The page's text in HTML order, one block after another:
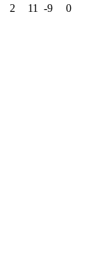
2 11 -9
0